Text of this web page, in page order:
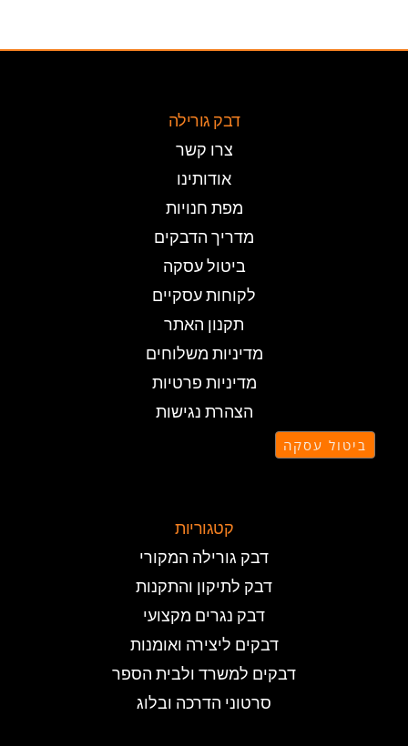
קטגוריות
דבק גורילה המקורי
דבק לתיקון והתקנות
דבק נגרים מקצועי
דבקים ליצירה ואומנות
דבקים למשרד ולבית הספר
סרטוני הדרכה ובלוג
דבק גורילה
צרו קשר
אודותינו
מפת חנויות
מדריך הדבקים
ביטול עסקה
לקוחות עסקיים
תקנון האתר
מדיניות משלוחים
מדיניות פרטיות
הצהרת נגישות
ביטול עסקה